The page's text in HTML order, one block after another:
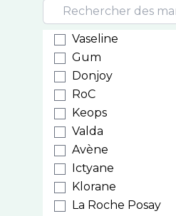
Vaseline
Gum
Donjoy
RoC
Keops
Valda
Avène
Ictyane
Klorane
La Roche Posay